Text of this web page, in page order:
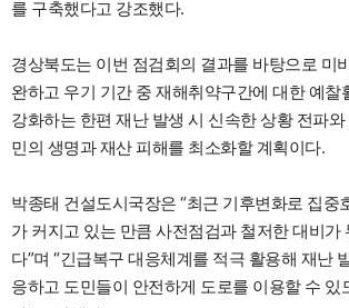
를 구축했다고 강조했다.
경상북도는 이번 점검회의 결과를 바탕으로 미
완하고 우기 기간 중 재해취약구간에 대한 예찰
강화하는 한편 재난 발생 시 신속한 상황 전파
민의 생명과 재산 피해를 최소화할 계획이다.
박종태 건설도시국장은 “최근 기후변화로 집중
가 커지고 있는 만큼 사전점검과 철저한 대비가
다”며 “긴급복구 대응체계를 적극 활용해 재난
응하고 도민들이 안전하게 도로를 이용할 수 있